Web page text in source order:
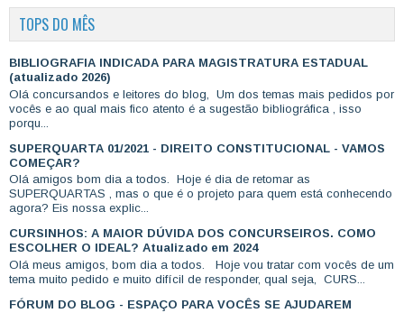
TOPS DO MÊS
BIBLIOGRAFIA INDICADA PARA MAGISTRATURA ESTADUAL
(atualizado 2026)
Olá concursandos e leitores do blog, Um dos temas mais pedidos por
vocês e ao qual mais fico atento é a sugestão bibliográfica , isso
porqu...
SUPERQUARTA 01/2021 - DIREITO CONSTITUCIONAL - VAMOS
COMEÇAR?
Olá amigos bom dia a todos. Hoje é dia de retomar as
SUPERQUARTAS , mas o que é o projeto para quem está conhecendo
agora? Eis nossa explic...
CURSINHOS: A MAIOR DÚVIDA DOS CONCURSEIROS. COMO
ESCOLHER O IDEAL? Atualizado em 2024
Olá meus amigos, bom dia a todos. Hoje vou tratar com vocês de um
tema muito pedido e muito difícil de responder, qual seja, CURS...
FÓRUM DO BLOG - ESPAÇO PARA VOCÊS SE AJUDAREM